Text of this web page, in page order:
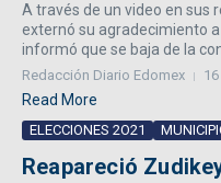
A través de un video en sus
externó su agradecimiento
informó que se baja de la
Redacción Diario Edomex
Read More
ELECCIONES 2O21
Reapareció